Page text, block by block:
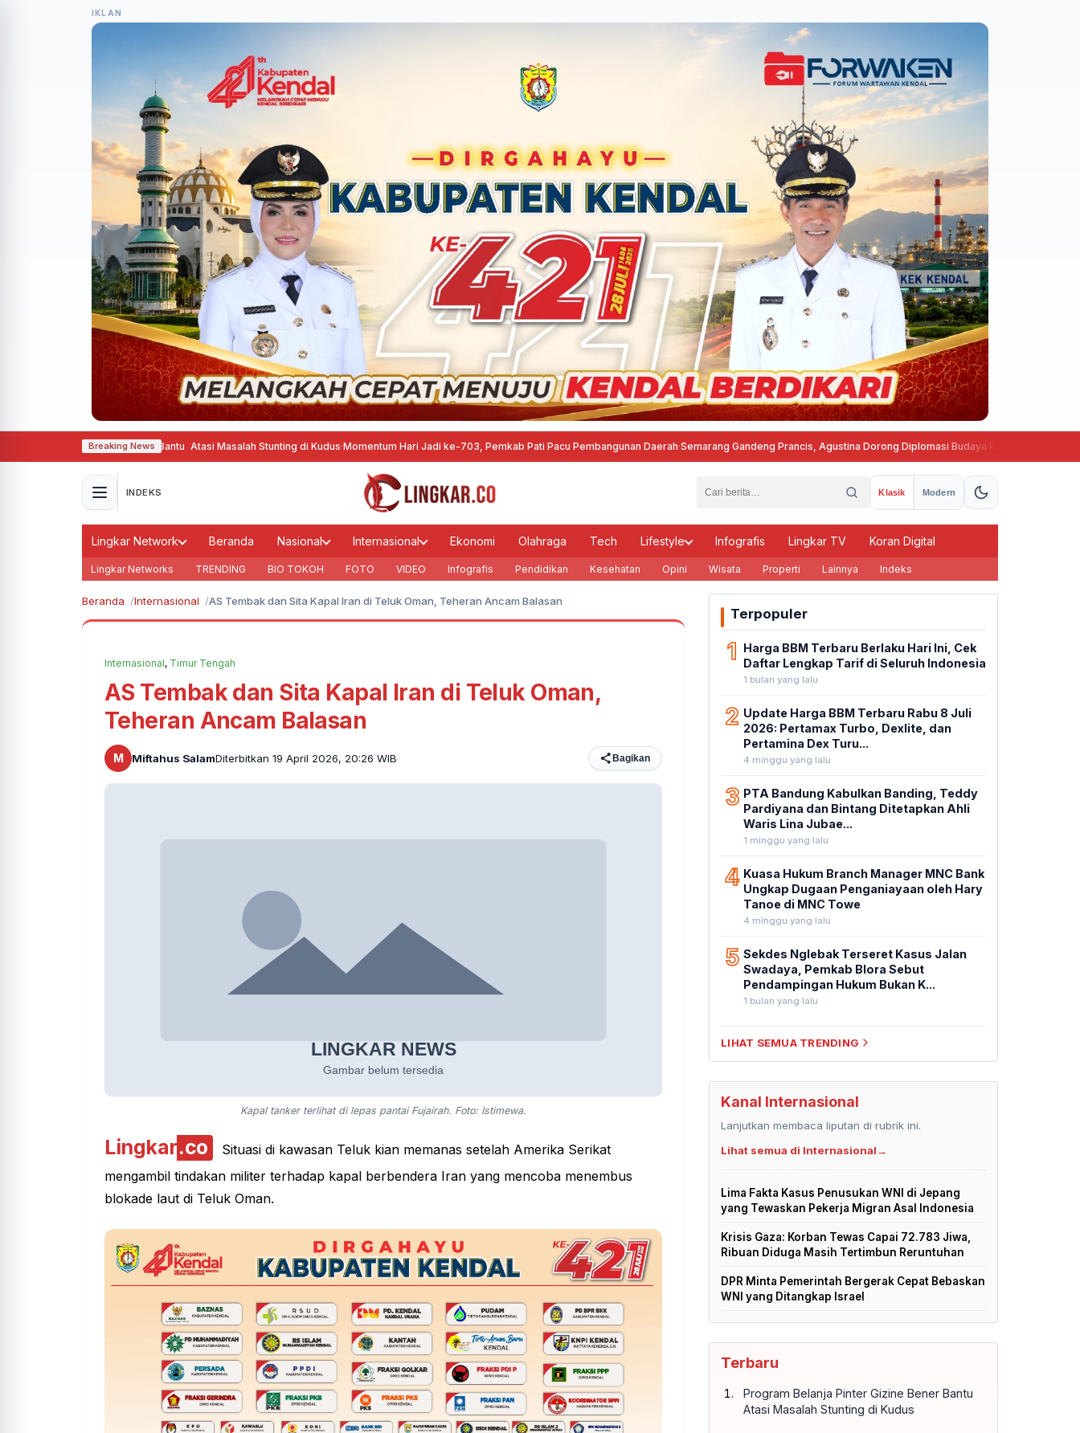
IKLAN
Breaking News
Pinter Gizine Bener Bantu Atasi Masalah Stunting di Kudus· Momentum Hari Jadi ke-703, Pemkab Pati Pacu Pembangunan Daerah·Semarang Gandeng Prancis, Agustina Dorong Diplomasi Budaya ke Kancah Global
INDEKS Klasik Modern
Lingkar Network Beranda Nasional Internasional Ekonomi Olahraga Tech Lifestyle Infografis Lingkar TV Koran Digital
Lingkar Networks TRENDING BIO TOKOH FOTO VIDEO Infografis Pendidikan Kesehatan Opini Wisata Properti Lainnya Indeks
Beranda Internasional AS Tembak dan Sita Kapal Iran di Teluk Oman, Teheran Ancam Balasan
Internasional, Timur Tengah
AS Tembak dan Sita Kapal Iran di Teluk Oman,
Teheran Ancam Balasan
M Miftahus SalamDiterbitkan 19 April 2026, 20:26 WIB Bagikan
Kapal tanker terlihat di lepas pantai Fujairah. Foto: Istimewa.
Lingkar.co
Situasi di kawasan Teluk kian memanas setelah Amerika Serikat
mengambil tindakan militer terhadap kapal berbendera Iran yang mencoba menembus
blokade laut di Teluk Oman.
Terpopuler
1 Harga BBM Terbaru Berlaku Hari Ini, Cek
Daftar Lengkap Tarif di Seluruh Indonesia
1 bulan yang lalu
2 Update Harga BBM Terbaru Rabu 8 Juli
2026: Pertamax Turbo, Dexlite, dan
Pertamina Dex Turu...
4 minggu yang lalu
3 PTA Bandung Kabulkan Banding, Teddy
Pardiyana dan Bintang Ditetapkan Ahli
Waris Lina Jubae...
1 minggu yang lalu
4 Kuasa Hukum Branch Manager MNC Bank
Ungkap Dugaan Penganiayaan oleh Hary
Tanoe di MNC Towe
4 minggu yang lalu
5 Sekdes Nglebak Terseret Kasus Jalan
Swadaya, Pemkab Blora Sebut
Pendampingan Hukum Bukan K...
1 bulan yang lalu
LIHAT SEMUA TRENDING
Kanal Internasional
Lanjutkan membaca liputan di rubrik ini.
Lihat semua di Internasional→
Lima Fakta Kasus Penusukan WNI di Jepang
yang Tewaskan Pekerja Migran Asal Indonesia
Krisis Gaza: Korban Tewas Capai 72.783 Jiwa,
Ribuan Diduga Masih Tertimbun Reruntuhan
DPR Minta Pemerintah Bergerak Cepat Bebaskan
WNI yang Ditangkap Israel
Terbaru
Program Belanja Pinter Gizine Bener Bantu
Atasi Masalah Stunting di Kudus